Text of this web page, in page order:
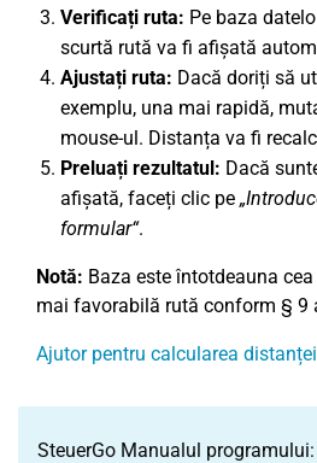
Verificați ruta: Pe baza
scurtă rută va fi afișată
Ajustați ruta: Dacă doriți să
exemplu, una mai rapidă,
mouse-ul. Distanța va fi
Preluați rezultatul: Dacă
afișată, faceți clic pe
formular“.
Notă: Baza este întotdeauna
mai favorabilă rută conform § 9
Ajutor pentru calcularea distanței
SteuerGo Manualul programului: